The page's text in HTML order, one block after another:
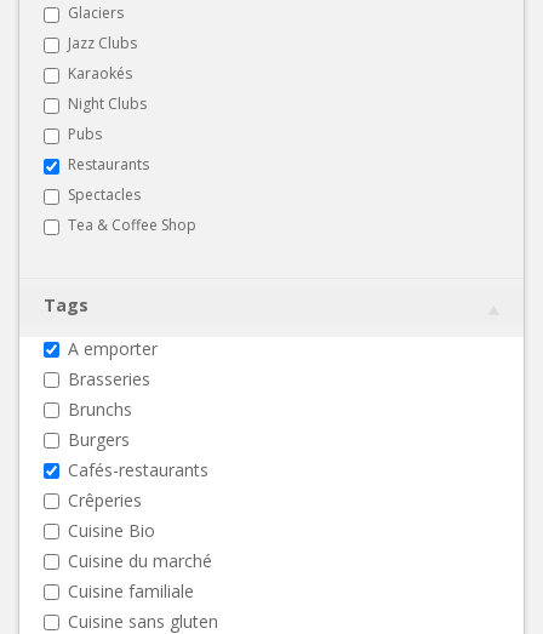
Glaciers
Jazz Clubs
Karaokés
Night Clubs
Pubs
Restaurants
Spectacles
Tea & Coffee Shop
Tags
A emporter
Brasseries
Brunchs
Burgers
Cafés-restaurants
Crêperies
Cuisine Bio
Cuisine du marché
Cuisine familiale
Cuisine sans gluten